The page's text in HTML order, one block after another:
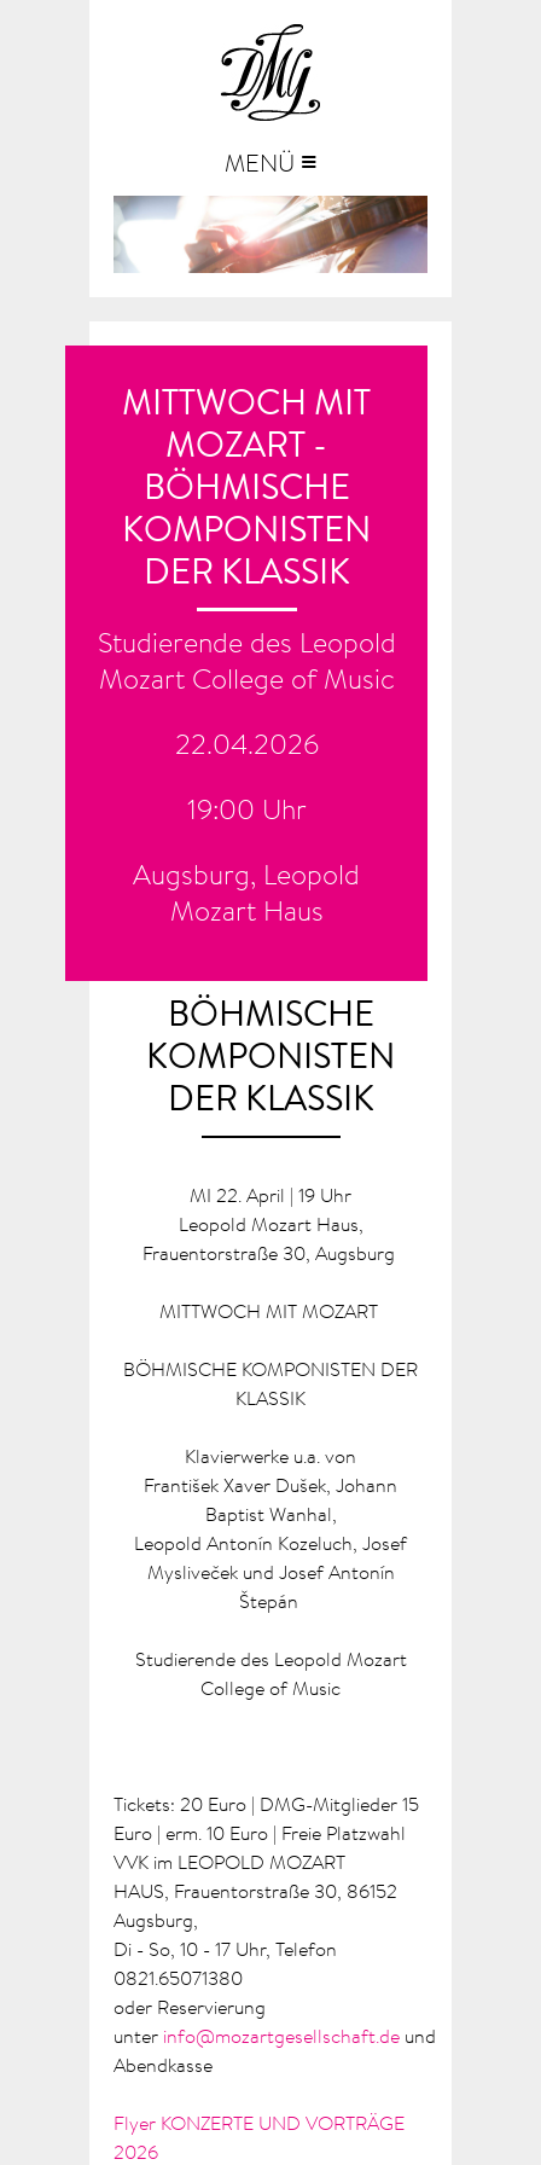
MENÜ ≡
MITTWOCH MIT
MOZART -
BÖHMISCHE
KOMPONISTEN
DER KLASSIK
Studierende des Leopold
Mozart College of Music
22.04.2026
19:00 Uhr
Augsburg, Leopold
Mozart Haus
BÖHMISCHE
KOMPONISTEN
DER KLASSIK
MI 22. April | 19 Uhr
Leopold Mozart Haus,
Frauentorstraße 30, Augsburg
MITTWOCH MIT MOZART
BÖHMISCHE KOMPONISTEN DER
KLASSIK
Klavierwerke u.a. von
František Xaver Dušek, Johann
Baptist Wanhal,
Leopold Antonín Kozeluch, Josef
Mysliveček und Josef Antonín
Štepán
Studierende des Leopold Mozart
College of Music
Tickets: 20 Euro | DMG-Mitglieder 15
Euro | erm. 10 Euro | Freie Platzwahl
VVK im LEOPOLD MOZART
HAUS, Frauentorstraße 30, 86152
Augsburg,
Di - So, 10 - 17 Uhr, Telefon
0821.65071380
oder Reservierung
unter info@mozartgesellschaft.de und
Abendkasse
Flyer KONZERTE UND VORTRÄGE
2026